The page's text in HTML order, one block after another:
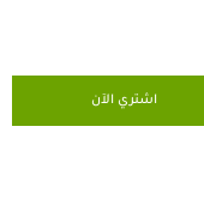
اشتري الآن